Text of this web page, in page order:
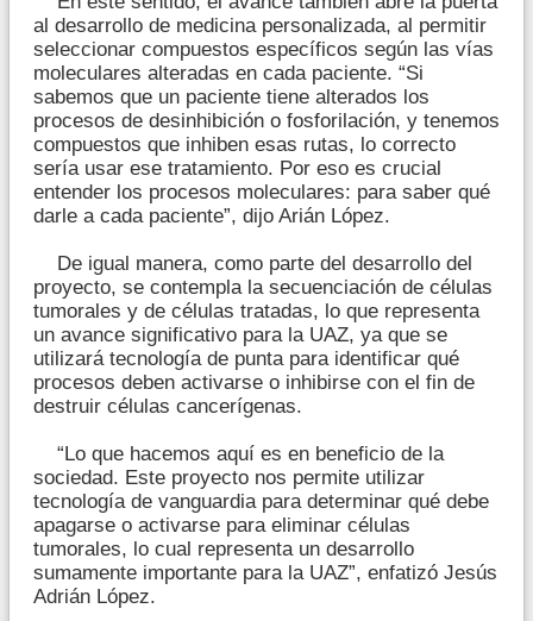
al desarrollo de medicina personalizada, al permitir
seleccionar compuestos específicos según las vías
moleculares alteradas en cada paciente. “Si
sabemos que un paciente tiene alterados los
procesos de desinhibición o fosforilación, y tenemos
compuestos que inhiben esas rutas, lo correcto
sería usar ese tratamiento. Por eso es crucial
entender los procesos moleculares: para saber qué
darle a cada paciente”, dijo Arián López.
De igual manera, como parte del desarrollo del
proyecto, se contempla la secuenciación de células
tumorales y de células tratadas, lo que representa
un avance significativo para la UAZ, ya que se
utilizará tecnología de punta para identificar qué
procesos deben activarse o inhibirse con el fin de
destruir células cancerígenas.
“Lo que hacemos aquí es en beneficio de la
sociedad. Este proyecto nos permite utilizar
tecnología de vanguardia para determinar qué debe
apagarse o activarse para eliminar células
tumorales, lo cual representa un desarrollo
sumamente importante para la UAZ”, enfatizó Jesús
Adrián López.